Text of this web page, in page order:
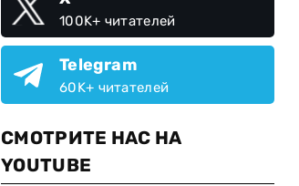
100K+ читателей
Telegram
60K+ читателей
СМОТРИТЕ НАС НА
YOUTUBE